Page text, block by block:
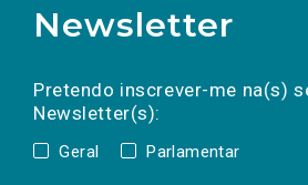
Newsletter
Pretendo inscrever-me na(s)
Newsletter(s):
Geral Parlamentar
a(s) newsletter(s).
mail